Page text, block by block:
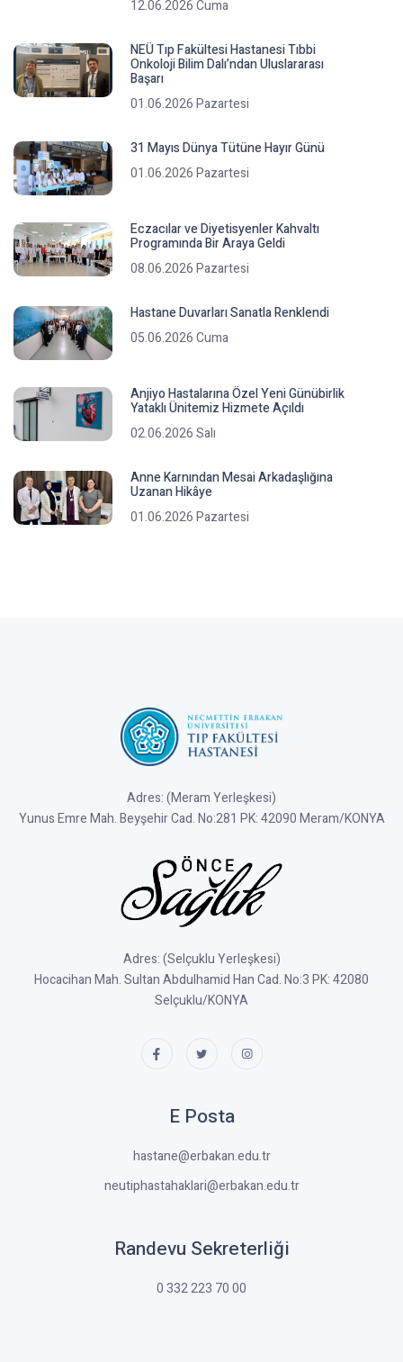
12.06.2026 Cuma
NEÜ Tıp Fakültesi Hastanesi Tıbbi
Onkoloji Bilim Dalı’ndan Uluslararası
Başarı
01.06.2026 Pazartesi
31 Mayıs Dünya Tütüne Hayır Günü
01.06.2026 Pazartesi
Eczacılar ve Diyetisyenler Kahvaltı
Programında Bir Araya Geldi
08.06.2026 Pazartesi
Hastane Duvarları Sanatla Renklendi
05.06.2026 Cuma
Anjiyo Hastalarına Özel Yeni Günübirlik
Yataklı Ünitemiz Hizmete Açıldı
02.06.2026 Salı
Anne Karnından Mesai Arkadaşlığına
Uzanan Hikâye
01.06.2026 Pazartesi
Adres: (Meram Yerleşkesi)
Yunus Emre Mah. Beyşehir Cad. No:281 PK: 42090 Meram/KONYA
Adres: (Selçuklu Yerleşkesi)
Hocacihan Mah. Sultan Abdulhamid Han Cad. No:3 PK: 42080
Selçuklu/KONYA
E Posta
hastane@erbakan.edu.tr
neutiphastahaklari@erbakan.edu.tr
Randevu Sekreterliği
0 332 223 70 00